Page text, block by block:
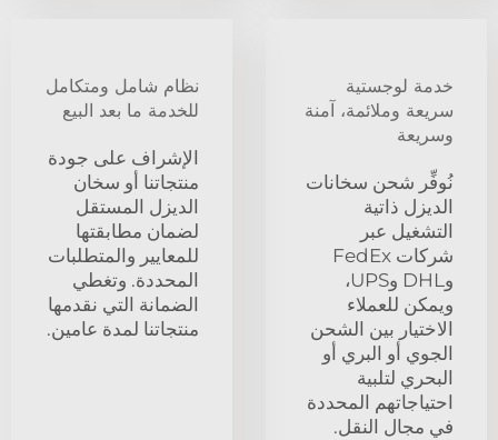
خدمة لوجستية
سريعة وملائمة، آمنة
وسريعة
نُوفِّر شحن سخانات
الديزل ذاتية
التشغيل عبر
شركات FedEx
وDHL وUPS،
ويمكن للعملاء
الاختيار بين الشحن
الجوي أو البري أو
البحري لتلبية
احتياجاتهم المحددة
في مجال النقل.
نظام شامل ومتكامل
للخدمة ما بعد البيع
الإشراف على جودة
منتجاتنا أو سخان
الديزل المستقل
لضمان مطابقتها
للمعايير والمتطلبات
المحددة. وتغطي
الضمانة التي نقدمها
منتجاتنا لمدة عامين.